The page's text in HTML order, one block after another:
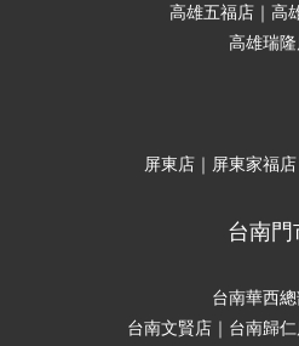
高雄五福店｜高
高雄瑞
屏東店｜屏東家福
台南門
台南華西
台南文賢店｜台南歸